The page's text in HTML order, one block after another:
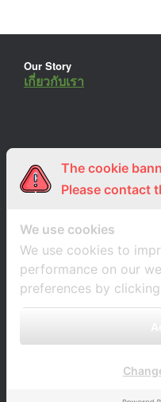
Our Story
เกี่ยวกับเรา
ร่วมงานกับเรา
สมัครงาน ร้า
The cookie
Please contact
We use cookies
We use cookies to
performance on our
preferences by